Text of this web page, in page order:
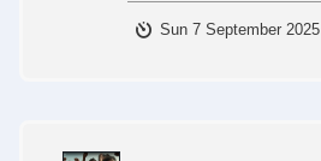
Sun 7 September 2025